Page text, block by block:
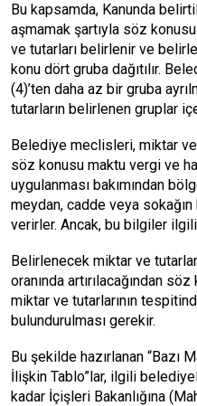
Bu kapsamda, Kanunda
aşmamak şartıyla söz
ve tutarları belirlenir ve
konu dört gruba dağıtılır.
(4)’ten daha az bir gruba
tutarların belirlenen gruplar
Belediye meclisleri, miktar
söz konusu maktu vergi ve
uygulanması bakımından
meydan, cadde veya
verirler. Ancak, bu bilgiler
Belirlenecek miktar ve
oranında artırılacağından
miktar ve tutarlarının
bulundurulması gerekir.
Bu şekilde hazırlanan “Bazı
İlişkin Tablo”lar, ilgili
kadar İçişleri Bakanlığına